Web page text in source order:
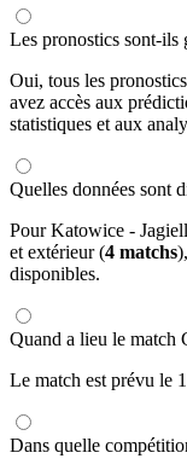
Les pronostics sont-ils
Oui, tous les
avez accès aux
statistiques et aux
Quelles données sont
Pour Katowice -
et extérieur (4 matchs
disponibles.
Quand a lieu le
Le match est prévu le
Dans quelle